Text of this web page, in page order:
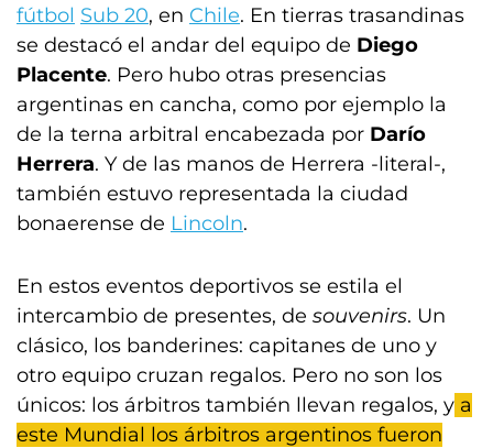
fútbol Sub 20, en Chile. En tierras trasandinas
se destacó el andar del equipo de Diego
Placente. Pero hubo otras presencias
argentinas en cancha, como por ejemplo la
de la terna arbitral encabezada por Darío
Herrera. Y de las manos de Herrera -literal-,
también estuvo representada la ciudad
bonaerense de Lincoln.
En estos eventos deportivos se estila el
intercambio de presentes, de souvenirs. Un
clásico, los banderines: capitanes de uno y
otro equipo cruzan regalos. Pero no son los
únicos: los árbitros también llevan regalos, y a
este Mundial los árbitros argentinos fueron